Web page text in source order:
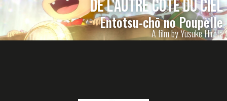
De l'autre côté du ciel
Entotsu-chō no Poupelle
A film by Yusuke Hirota